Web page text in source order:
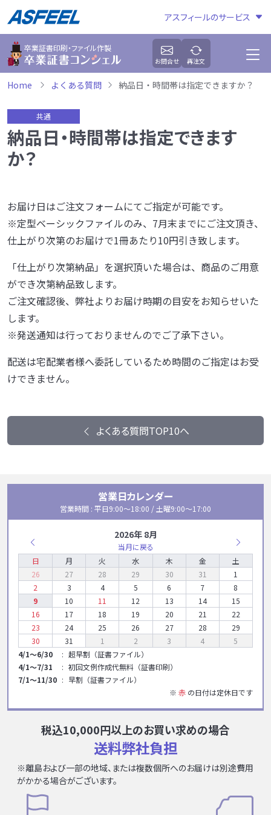
アスフィールのサービス
卒業証書印刷・ファイル作製
お問合せ 再注文
Home よくある質問 納品日・時間帯は指定できますか？
共通
納品日・時間帯は指定できます
か？
お届け日はご注文フォームにてご指定が可能です。
※定型ベーシックファイルのみ、7月末までにご注文頂き、
仕上がり次第のお届けで1冊あたり10円引き致します。
「仕上がり次第納品」を選択頂いた場合は、商品のご用意
ができ次第納品致します。
ご注文確認後、弊社よりお届け時期の目安をお知らせいた
します。
※発送通知は行っておりませんのでご了承下さい。
配送は宅配業者様へ委託しているため時間のご指定はお受
けできません。
よくある質問TOP10へ
営業日カレンダー
営業時間 : 平日9:00〜18:00 / 土曜9:00〜17:00
2026年 8月
当月に戻る
日
月 火 水 木 金
土
26
27 28 29 30 31
1
2
3 4 5 6 7
8
9
10 11 12 13 14
15
16
17 18 19 20 21
22
23
24 25 26 27 28
29
30
31 1 2 3 4
5
4/1～6/30
超早割（証書ファイル）
4/1～7/31
初回文例作成代無料（証書印刷）
7/1～11/30
早割（証書ファイル）
※ 赤 の日付は定休日です
税込10,000円以上のお買い求めの場合
送料弊社負担
※離島および一部の地域、または複数個所へのお届けは別途費用
がかかる場合がございます。